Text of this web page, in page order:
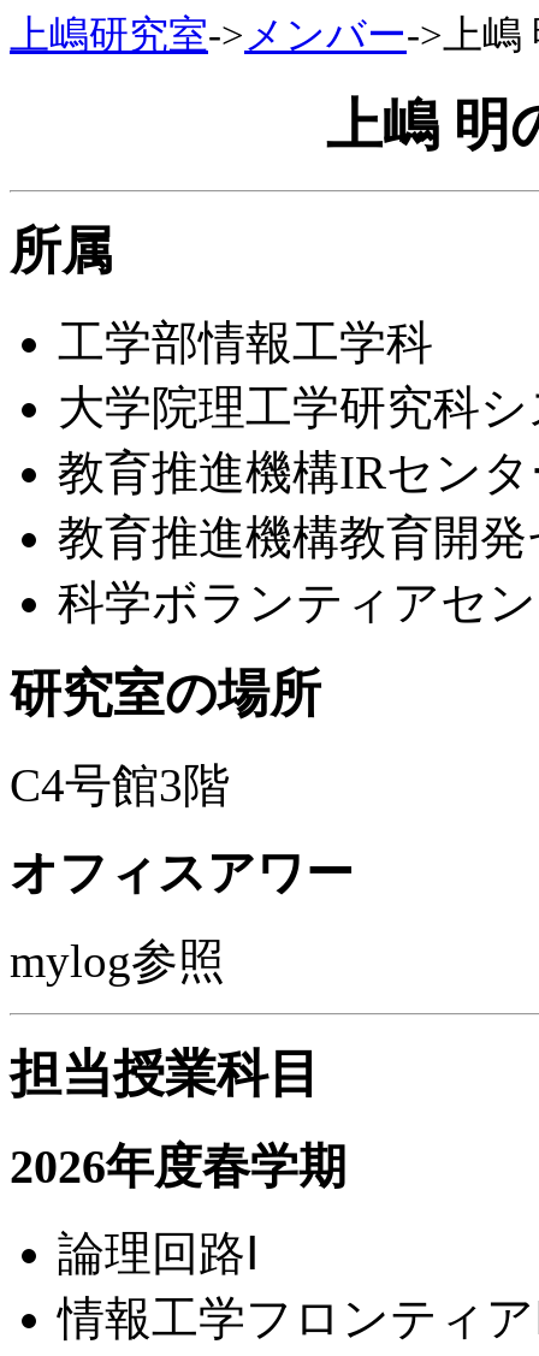
上嶋研究室-> メンバー->上嶋
上嶋 明
所属
工学部情報工学科
大学院理工学研究科
教育推進機構IRセン
教育推進機構教育開
科学ボランティアセ
研究室の場所
C4号館3階
オフィスアワー
mylog参照
担当授業科目
2026年度春学期
論理回路Ⅰ
情報工学フロンティ